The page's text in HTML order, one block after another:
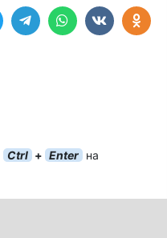
Ctrl + Enter на